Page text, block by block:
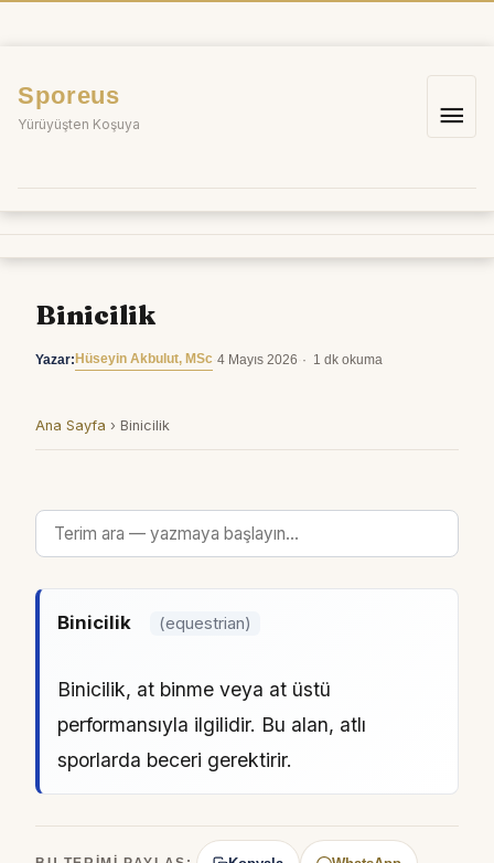
Sporeus
Yürüyüşten Koşuya
Ana
Binicilik
Yazar: Hüseyin Akbulut, MSc 4 Mayıs 2026 1 dk okuma
Ana Sayfa › Binicilik
Binicilik (equestrian)
Binicilik, at binme veya at üstü
performansıyla ilgilidir. Bu alan, atlı
sporlarda beceri gerektirir.